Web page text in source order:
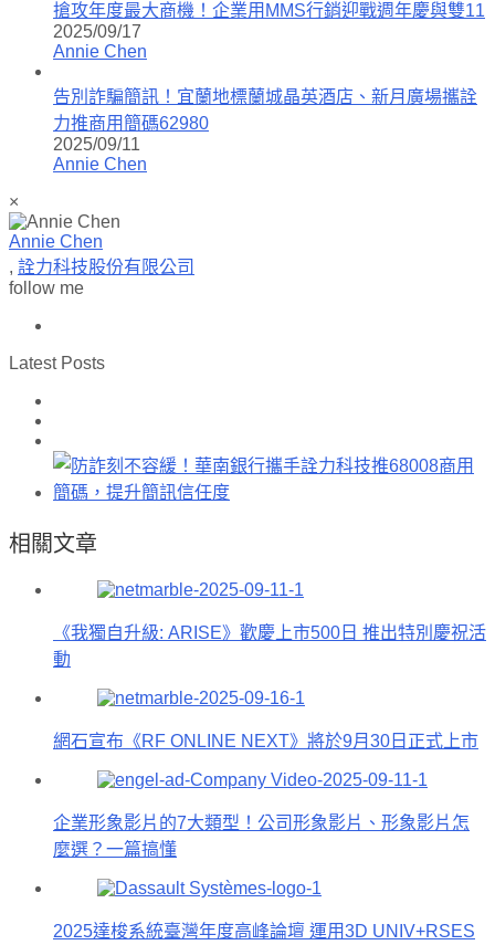
搶攻年度最大商機！企業用MMS行銷迎戰週年慶與雙11
2025/09/17
Annie Chen
告別詐騙簡訊！宜蘭地標蘭城晶英酒店、新月廣場攜詮
力推商用簡碼62980
2025/09/11
Annie Chen
×
Annie Chen
, 詮力科技股份有限公司
follow me
Latest Posts
相關文章
《我獨自升級: ARISE》歡慶上市500日 推出特別慶祝活
動
網石宣布《RF ONLINE NEXT》將於9月30日正式上市
企業形象影片的7大類型！公司形象影片、形象影片怎
麼選？一篇搞懂
2025達梭系統臺灣年度高峰論壇 運用3D UNIV+RSES